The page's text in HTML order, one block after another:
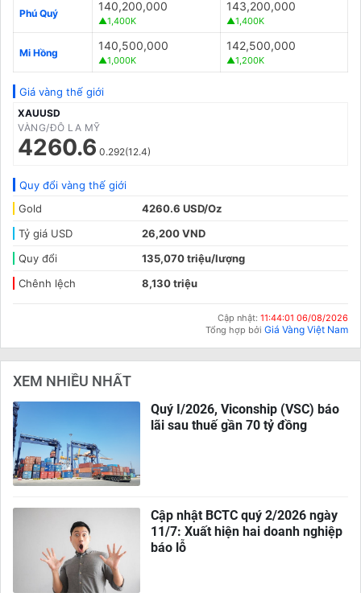
Phú Quý
140,200,000
▲1,400K
143,200,000
▲1,400K
Mi Hồng
140,500,000
▲1,000K
142,500,000
▲1,200K
Giá vàng thế giới
XAUUSD
VÀNG/ĐÔ LA MỸ
4260.6 0.292(12.4)
Quy đổi vàng thế giới
Gold
4260.6 USD/Oz
Tỷ giá USD
26,200 VND
Quy đổi
135,070 triệu/lượng
Chênh lệch
8,130 triệu
Cập nhật: 11:44:01 06/08/2026
Tổng hợp bởi Giá Vàng Việt Nam
XEM NHIỀU NHẤT
Quý I/2026, Viconship (VSC) báo
lãi sau thuế gần 70 tỷ đồng
Cập nhật BCTC quý 2/2026 ngày
11/7: Xuất hiện hai doanh nghiệp
báo lỗ